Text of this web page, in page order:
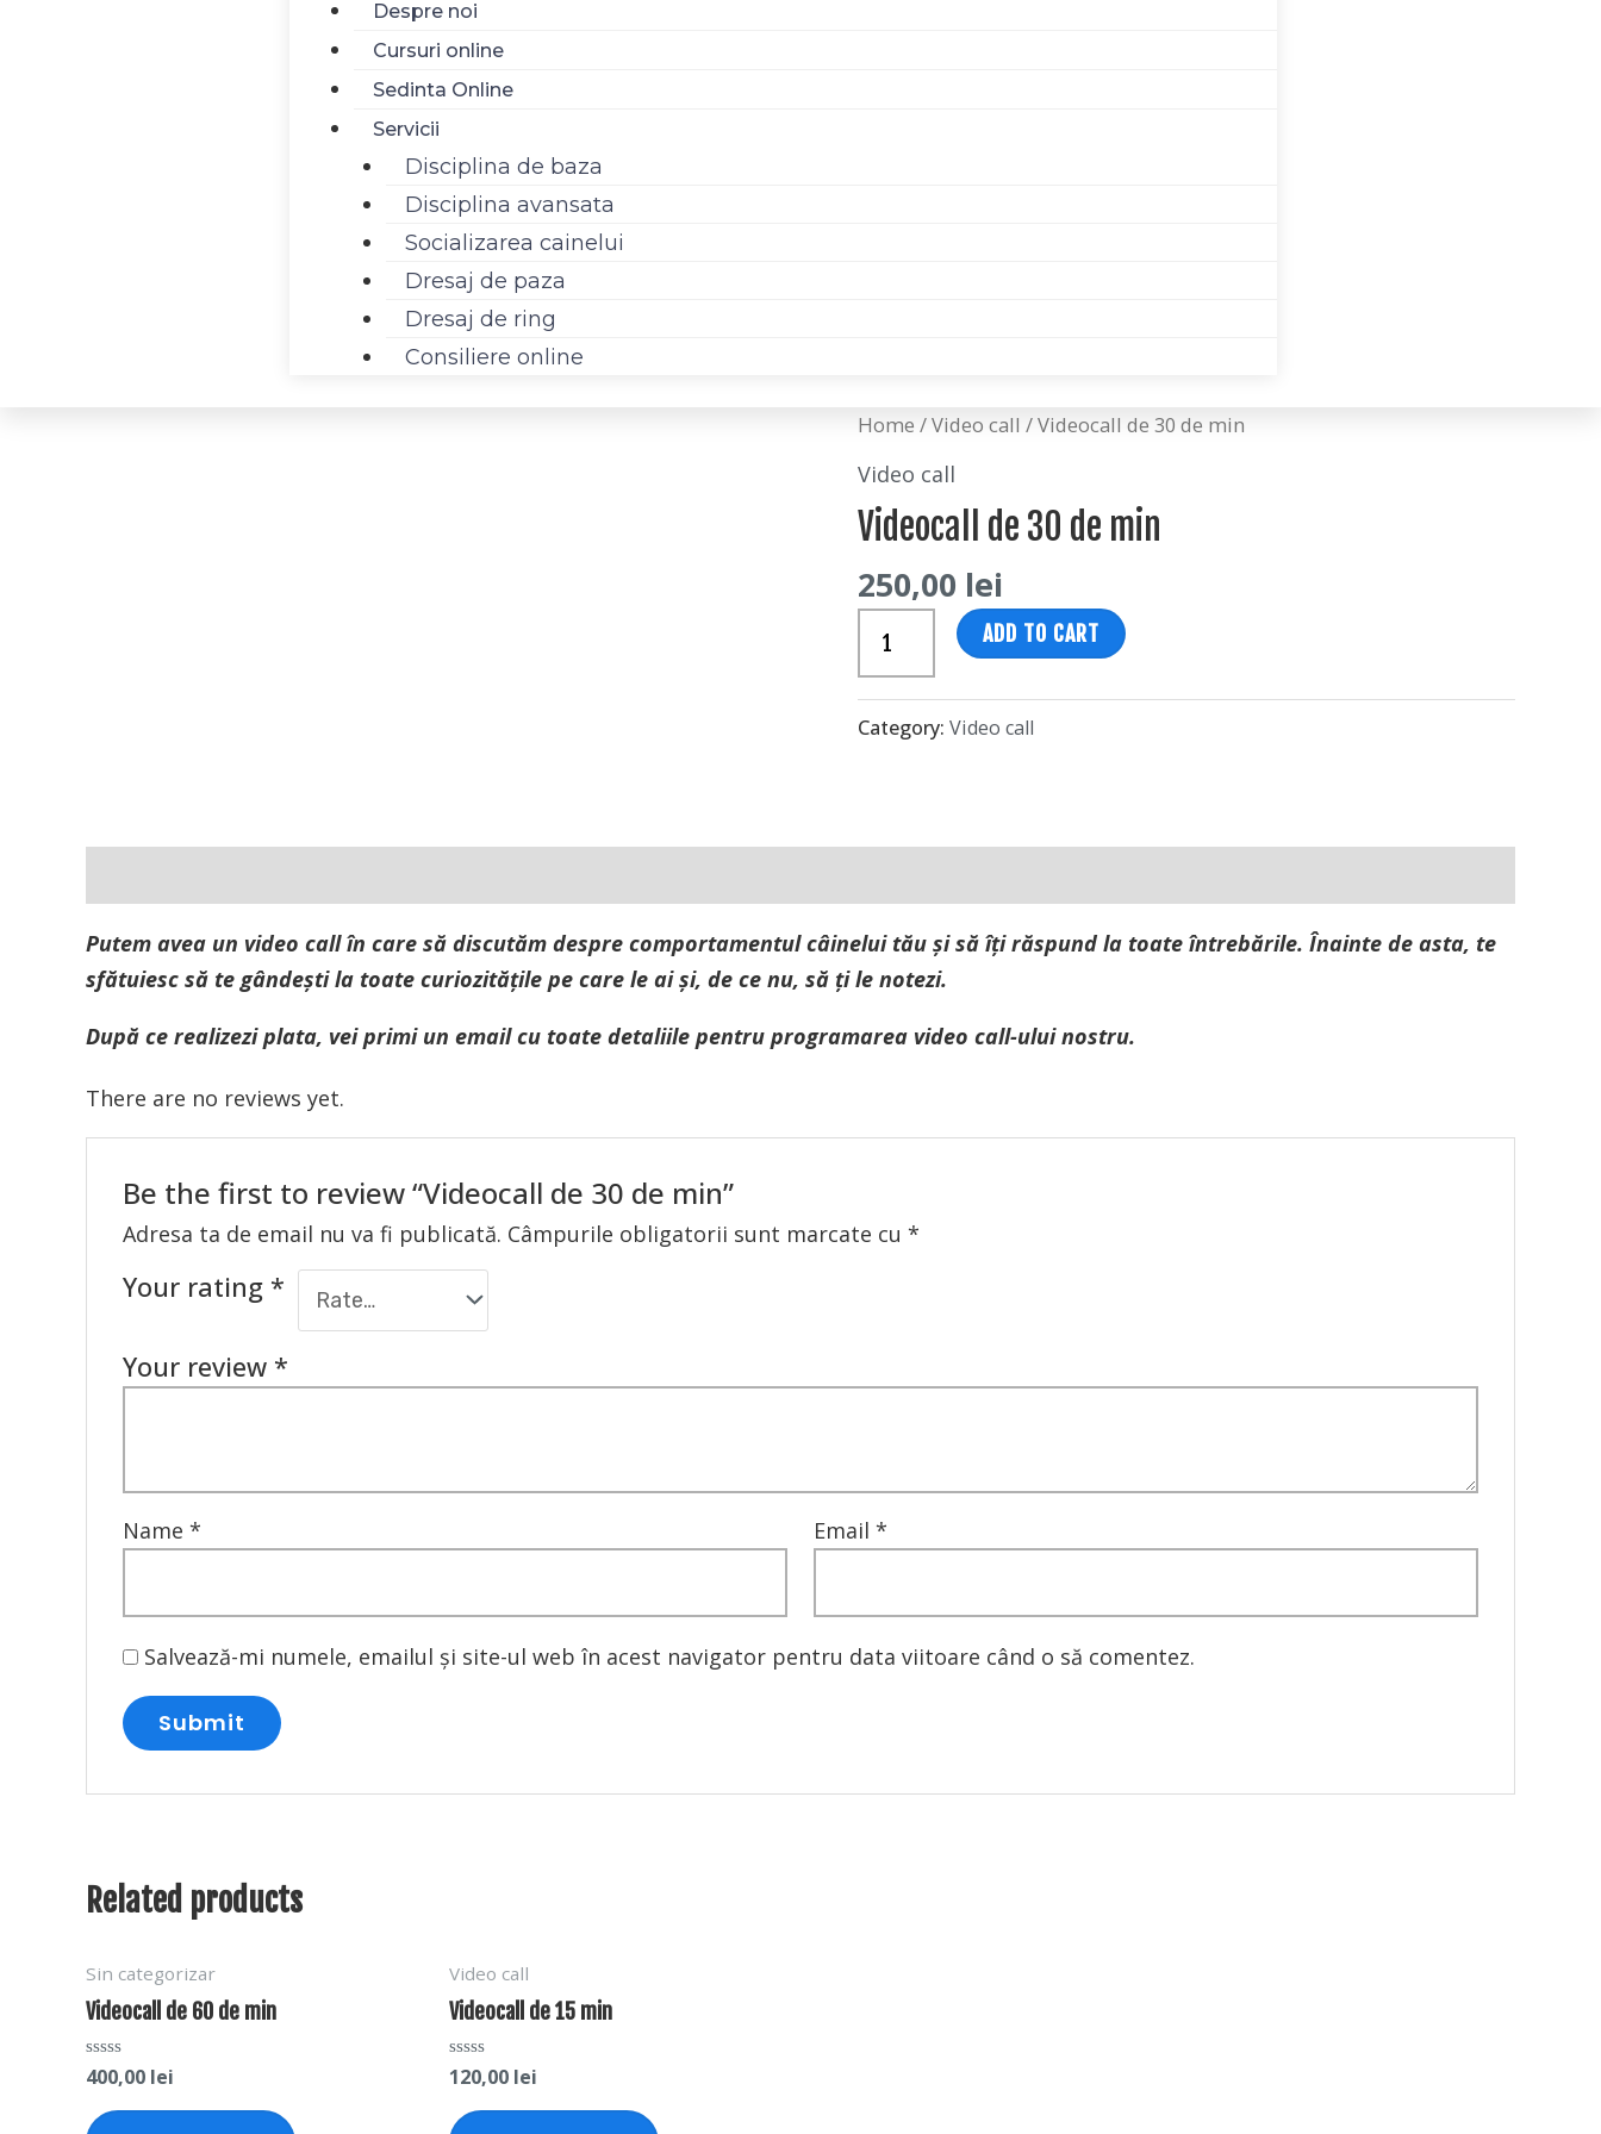
Despre noi
Cursuri online
Sedinta Online
Servicii
Disciplina de baza
Disciplina avansata
Socializarea cainelui
Dresaj de paza
Dresaj de ring
Consiliere online
Home /Video call / Videocall de 30 de min
Video call
Videocall de 30 de min
250,00 lei
Videocall
de
de
min
quantity
ADD TO CART
Category: Video call
Putem avea un video call în care să discutăm despre comportamentul câinelui tău și să îți răspund la toate întrebările. Înainte de asta, te
sfătuiesc să te gândești la toate curiozitățile pe care le ai și, de ce nu, să ți le notezi.
După ce realizezi plata, vei primi un email cu toate detaliile pentru programarea video call-ului nostru.
There are no reviews yet.
Be the first to review “Videocall de 30 de min”
Adresa ta de email nu va fi publicată. Câmpurile obligatorii sunt marcate cu*
Your rating *
Your review *
Name* Email*
Salvează-mi numele, emailul și site-ul web în acest navigator pentru data viitoare când o să comentez.
Related products
Sin categorizar
Videocall de 60 de min
Rated
out
of
400,00 lei
Video call
Videocall de 15 min
Rated
out
of
120,00 lei